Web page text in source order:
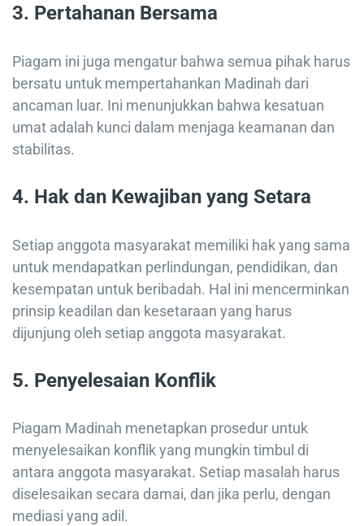
3. Pertahanan Bersama
Piagam ini juga mengatur bahwa semua pihak harus
bersatu untuk mempertahankan Madinah dari
ancaman luar. Ini menunjukkan bahwa kesatuan
umat adalah kunci dalam menjaga keamanan dan
stabilitas.
4. Hak dan Kewajiban yang Setara
Setiap anggota masyarakat memiliki hak yang sama
untuk mendapatkan perlindungan, pendidikan, dan
kesempatan untuk beribadah. Hal ini mencerminkan
prinsip keadilan dan kesetaraan yang harus
dijunjung oleh setiap anggota masyarakat.
5. Penyelesaian Konflik
Piagam Madinah menetapkan prosedur untuk
menyelesaikan konflik yang mungkin timbul di
antara anggota masyarakat. Setiap masalah harus
diselesaikan secara damai, dan jika perlu, dengan
mediasi yang adil.